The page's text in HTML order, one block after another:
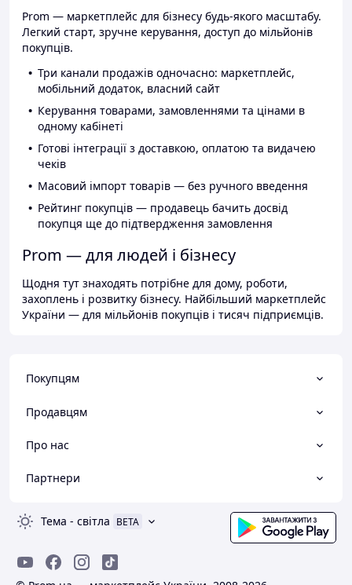
Prom — маркетплейс для бізнесу будь-якого масштабу.
Легкий старт, зручне керування, доступ до мільйонів
покупців.
Три канали продажів одночасно: маркетплейс,
мобільний додаток, власний сайт
Керування товарами, замовленнями та цінами в
одному кабінеті
Готові інтеграції з доставкою, оплатою та видачею
чеків
Масовий імпорт товарів — без ручного введення
Рейтинг покупців — продавець бачить досвід
покупця ще до підтвердження замовлення
Prom — для людей і бізнесу
Щодня тут знаходять потрібне для дому, роботи,
захоплень і розвитку бізнесу. Найбільший маркетплейс
України — для мільйонів покупців і тисяч підприємців.
Покупцям
Продавцям
Про нас
Партнери
Тема - світла BETA